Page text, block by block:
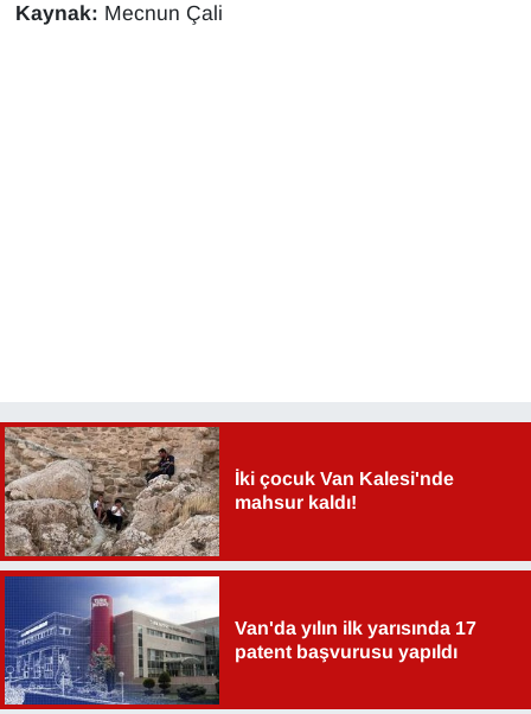
Kaynak: Mecnun Çali
İki çocuk Van Kalesi'nde
mahsur kaldı!
Van'da yılın ilk yarısında 17
patent başvurusu yapıldı